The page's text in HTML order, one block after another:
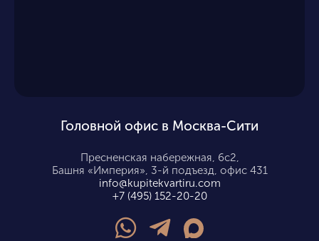
Головной офис в Москва-Сити
Пресненская набережная, 6с2,
Башня «Империя», 3-й подъезд, офис 431
info@kupitekvartiru.com
+7 (495) 152-20-20